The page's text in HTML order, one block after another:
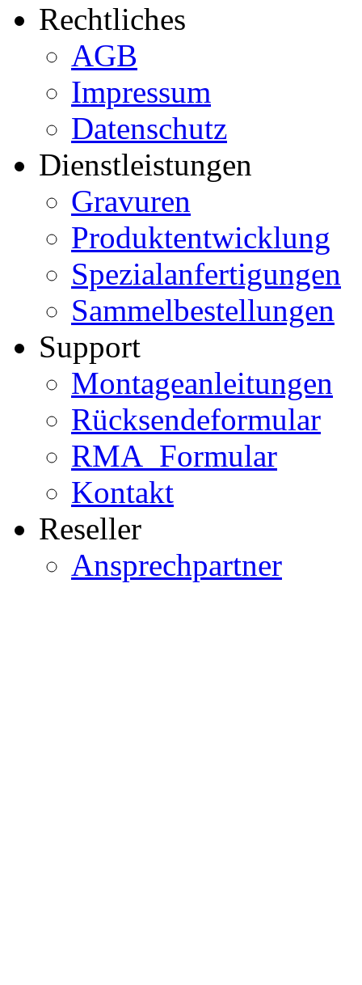
Rechtliches
AGB
Impressum
Datenschutz
Dienstleistungen
Gravuren
Produktentwicklung
Spezialanfertigungen
Sammelbestellungen
Support
Montageanleitungen
Rücksendeformular
RMA_Formular
Kontakt
Reseller
Ansprechpartner